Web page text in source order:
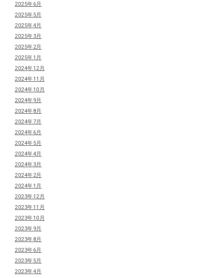
2025年6月
2025年5月
2025年4月
2025年3月
2025年2月
2025年1月
2024年12月
2024年11月
2024年10月
2024年9月
2024年8月
2024年7月
2024年6月
2024年5月
2024年4月
2024年3月
2024年2月
2024年1月
2023年12月
2023年11月
2023年10月
2023年9月
2023年8月
2023年6月
2023年5月
2023年4月